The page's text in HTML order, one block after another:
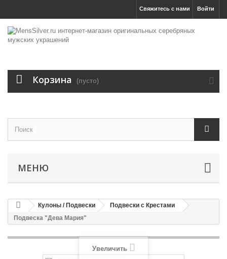
Войти
Свяжитесь с нами
Корзина (пусто)
МЕНЮ
Кулоны / Подвески
Подвески с Крестами
Подвеска "Дева Мария"
Увеличить